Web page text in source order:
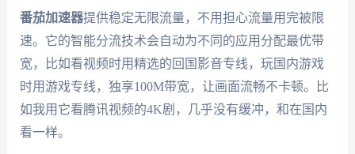
番茄加速器提供稳定无限流量，不用担心流量用完被限
速。它的智能分流技术会自动为不同的应用分配最优带
宽，比如看视频时用精选的回国影音专线，玩国内游戏
时用游戏专线，独享100M带宽，让画面流畅不卡顿。比
如我用它看腾讯视频的4K剧，几乎没有缓冲，和在国内
看一样。